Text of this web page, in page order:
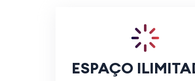
ESPAÇO